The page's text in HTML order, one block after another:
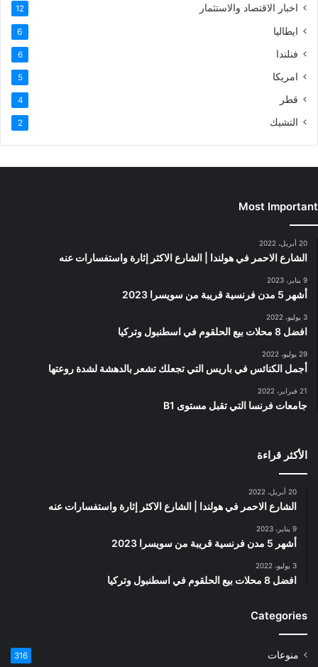
اخبار الاقتصاد والاستثمار 12
ايطاليا 6
فنلندا 6
امريكا 5
قطر 4
التشيك 2
Most Important
20 أبريل، 2022
الشارع الاحمر في هولندا | الشارع الاكثر إثارة واستفسارات عنه
9 يناير، 2023
أشهر 5 مدن فرنسية قريبة من سويسرا 2023
3 يوليو، 2022
افضل 8 محلات بيع الحلقوم في اسطنبول وتركيا
29 يوليو، 2022
أجمل الكنائس في باريس التي تجعلك تشعر بالدهشة لشدة روعتها
21 فبراير، 2022
جامعات فرنسا التي تقبل مستوى B1
الأكثر قراءة
20 أبريل، 2022
الشارع الاحمر في هولندا | الشارع الاكثر إثارة واستفسارات عنه
9 يناير، 2023
أشهر 5 مدن فرنسية قريبة من سويسرا 2023
3 يوليو، 2022
افضل 8 محلات بيع الحلقوم في اسطنبول وتركيا
Categories
منوعات 316